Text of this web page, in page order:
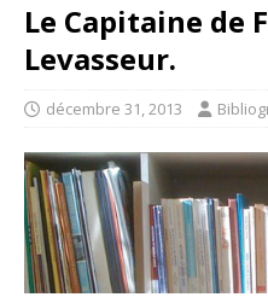
Le Capitaine de
Levasseur.
décembre 31, 2013